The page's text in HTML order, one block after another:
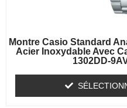
Montre Casio Standard
Acier Inoxydable Avec
1302DD-